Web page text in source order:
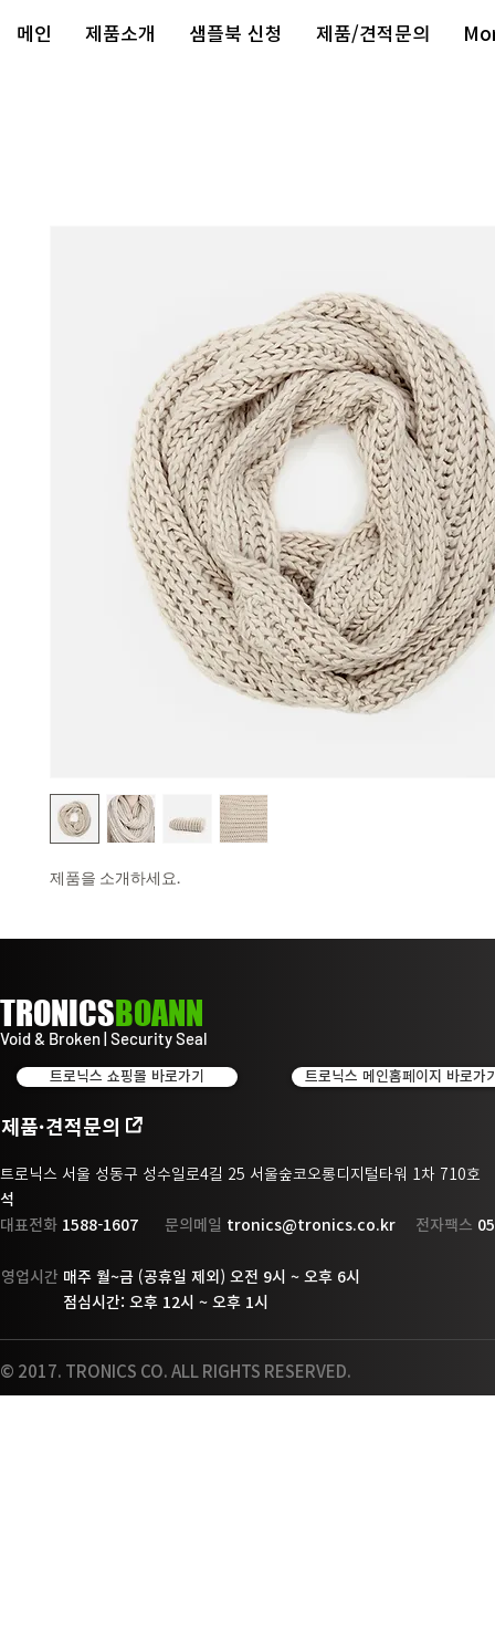
메인 제품소개 샘플북 신청 제품/견적문의
제품을 소개하세요.
TRONICSBOANN
Void & Broken | Security Seal
트로닉스 쇼핑몰 바로가기
제품·견적문의
트로닉스 메인홈페이지 바로가
트로닉스 서울 성동구 성수일로4길 25 서울숲코오롱디지털타워 1차 710
석
대표전화 1588-1607 문의메일 tronics@tronics.co.kr 전자팩스
영업시간 매주 월~금 (공휴일 제외) 오전 9시 ~ 오후 6시
점심시간: 오후 12시 ~ 오후 1시
© 2017. TRONICS CO. ALL RIGHTS RESERVED.